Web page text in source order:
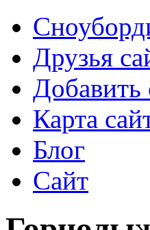
Друзья
Добавить
Карта
Блог
Сайт